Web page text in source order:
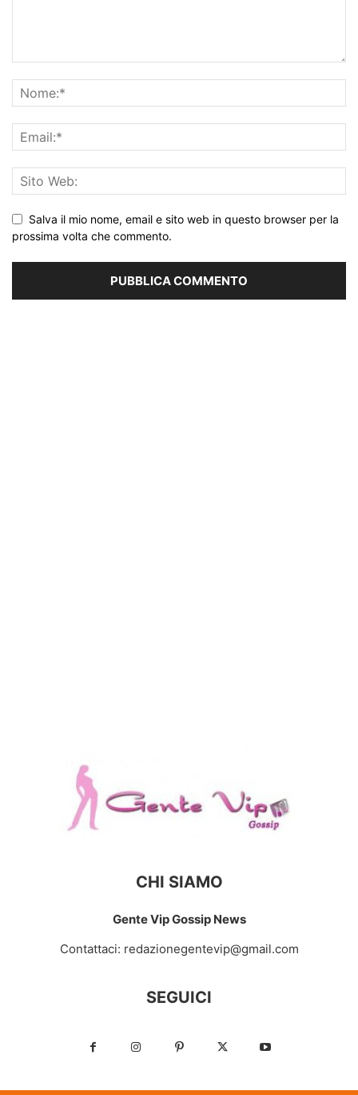
Salva il mio nome, email e sito web in questo browser per la
prossima volta che commento.
CHI SIAMO
Gente Vip Gossip News
Contattaci: redazionegentevip@gmail.com
SEGUICI